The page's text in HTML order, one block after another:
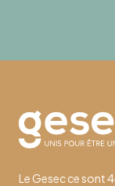
Le Gesec ce sont